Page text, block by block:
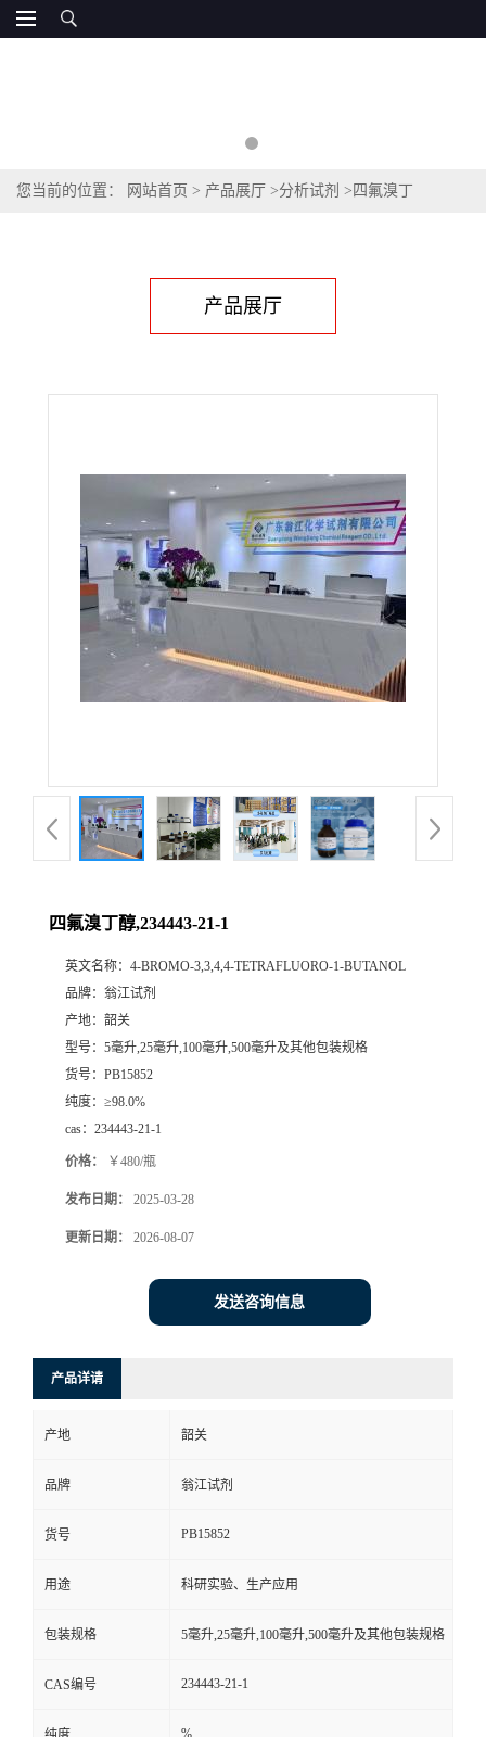
您当前的位置： 网站首页 > 产品展厅 >分析试剂 > 四氟溴丁
产品展厅
四氟溴丁醇,234443-21-1
英文名称： 4-BROMO-3,3,4,4-TETRAFLUORO-1-BUTANOL
品牌： 翁江试剂
产地： 韶关
型号： 5毫升,25毫升,100毫升,500毫升及其他包装规格
货号： PB15852
纯度： ≥98.0%
cas： 234443-21-1
价格： ￥480/瓶
发布日期： 2025-03-28
更新日期： 2026-08-07
发送咨询信息
产品详请
产地 韶关
品牌 翁江试剂
货号 PB15852
用途 科研实验、生产应用
包装规格 5毫升,25毫升,100毫升,500毫升及其他包装规格
CAS编号 234443-21-1
%